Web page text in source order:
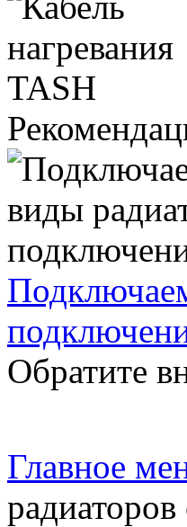
Обратите
Главное